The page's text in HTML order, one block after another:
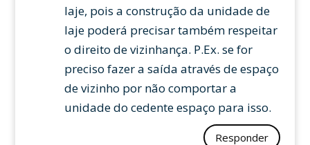
laje, pois a construção da unidade de
laje poderá precisar também respeitar
o direito de vizinhança. P.Ex. se for
preciso fazer a saída através de espaço
de vizinho por não comportar a
unidade do cedente espaço para isso.
Responder